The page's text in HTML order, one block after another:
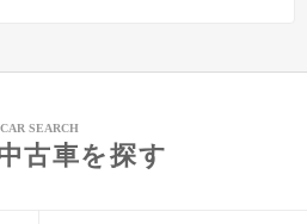
CAR SEARCH
古車を探す